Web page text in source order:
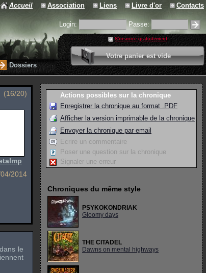
Accueil Association Liens Livre d'or Contacts
Login: Passe:
S'inscrire gratuitement
Votre panier est vide
0 article
Valider votre panier
Dossiers
(16/20)
2014
le
Actions possibles sur la chronique
Enregistrer la chronique au format .PDF
Afficher la version imprimable de la chronique
Envoyer la chronique par email
Ecrire un commentaire
Poser une question sur la chronique
Signaler une erreur
Chroniques du même style
PSYKOKONDRIAK
Gloomy days
THE CITADEL
Dawns on mental highways